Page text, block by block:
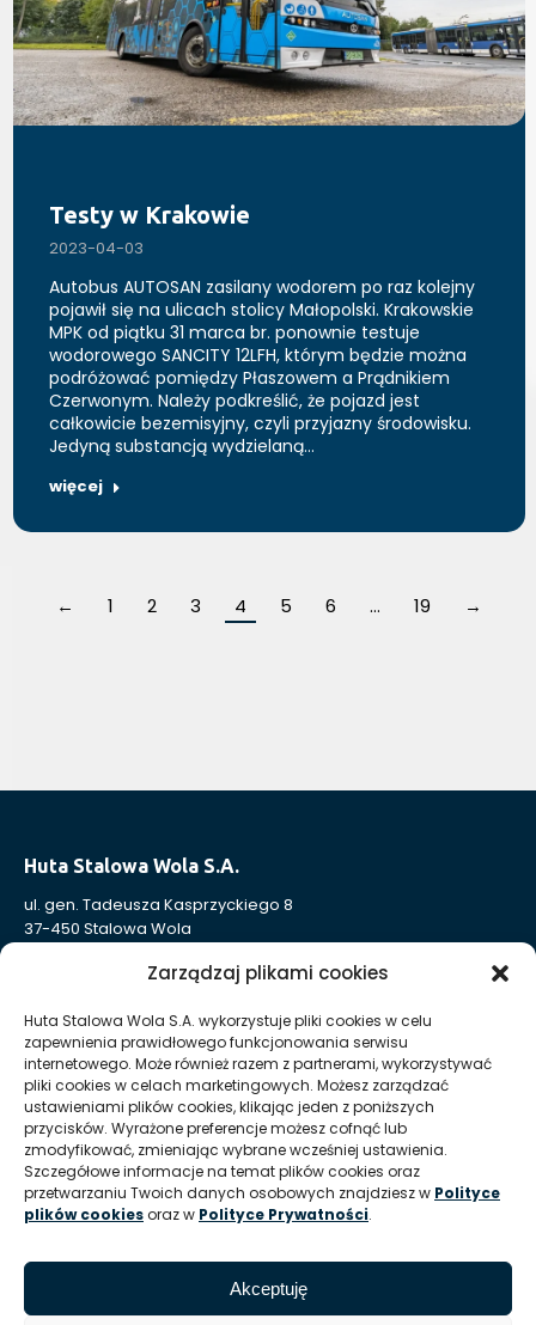
Zarządzaj plikami cookies
Huta Stalowa Wola S.A. wykorzystuje pliki cookies w celu
zapewnienia prawidłowego funkcjonowania serwisu
internetowego. Może również razem z partnerami, wykorzystywać
pliki cookies w celach marketingowych. Możesz zarządzać
ustawieniami plików cookies, klikając jeden z poniższych
przycisków. Wyrażone preferencje możesz cofnąć lub
zmodyfikować, zmieniając wybrane wcześniej ustawienia.
Szczegółowe informacje na temat plików cookies oraz
przetwarzaniu Twoich danych osobowych znajdziesz w Polityce
plików cookiesoraz w Polityce Prywatności.
Akceptuję
Testy w Krakowie
2023-04-03
Autobus AUTOSAN zasilany wodorem po raz kolejny
pojawił się na ulicach stolicy Małopolski. Krakowskie
MPK od piątku 31 marca br. ponownie testuje
wodorowego SANCITY 12LFH, którym będzie można
podróżować pomiędzy Płaszowem a Prądnikiem
Czerwonym. Należy podkreślić, że pojazd jest
całkowicie bezemisyjny, czyli przyjazny środowisku.
Jedyną substancją wydzielaną…
więcej
← 1 2 3 4 5 6 … 19 →
Huta Stalowa Wola S.A.
ul. gen. Tadeusza Kasprzyckiego 8
37-450 Stalowa Wola
Nr KRS: 0000004324
REGON: 830005443
Sąd Rejonowy w Rzeszowie, XII Wydział Gospodarczy
Krajowego Rejestru Sądowego
Kapitał Zakładowy: 332 905 973,00 zł – opłacony w całości
Huta Stalowa Wola S.A. Oddział Autosan w Sanoku
ul. Lipińskiego 109
REGON Oddziału 830005443-00214
T: